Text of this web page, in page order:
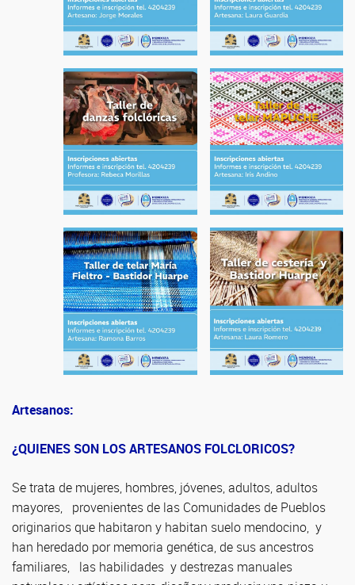
Artesanos:
¿QUIENES SON LOS ARTESANOS FOLCLORICOS?
Se trata de mujeres, hombres, jóvenes, adultos, adultos
mayores, provenientes de las Comunidades de Pueblos
originarios que habitaron y habitan suelo mendocino, y
han heredado por memoria genética, de sus ancestros
familiares, las habilidades y destrezas manuales